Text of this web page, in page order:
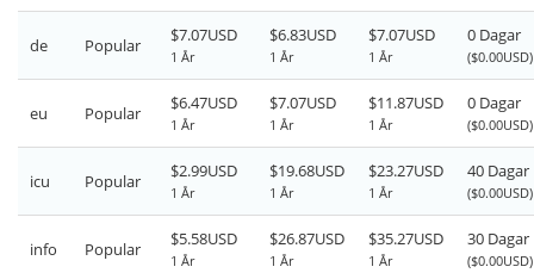
de Popular $7.07USD
1 År
$6.83USD
1 År
$7.07USD
1 År
0 Dagar
($0.00USD)
eu Popular $6.47USD
1 År
$7.07USD
1 År
$11.87USD
1 År
0 Dagar
($0.00USD)
icu Popular $2.99USD
1 År
$19.68USD
1 År
$23.27USD
1 År
40 Dagar
($0.00USD)
info Popular $5.58USD
1 År
$26.87USD
1 År
$35.27USD
1 År
30 Dagar
($0.00USD)